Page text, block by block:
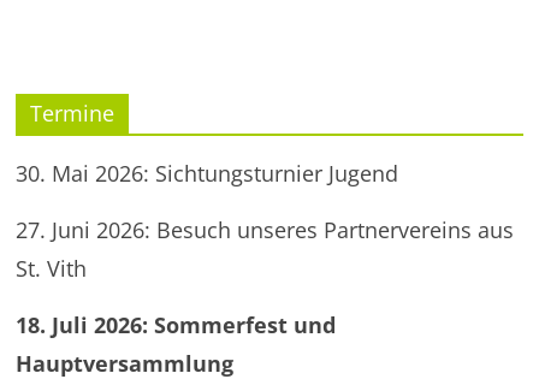
Termine
30. Mai 2026: Sichtungsturnier Jugend
27. Juni 2026: Besuch unseres Partnervereins aus
St. Vith
18. Juli 2026: Sommerfest und
Hauptversammlung